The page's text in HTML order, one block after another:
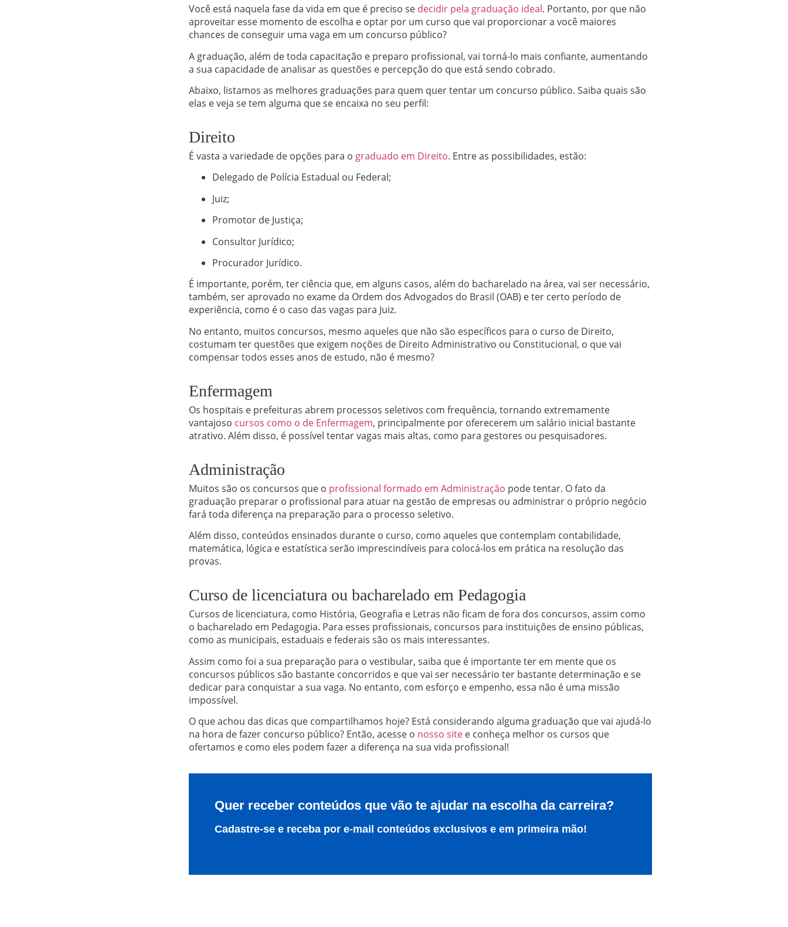
Você está naquela fase da vida em que é preciso se decidir pela graduação ideal. Portanto, por que não
aproveitar esse momento de escolha e optar por um curso que vai proporcionar a você maiores
chances de conseguir uma vaga em um concurso público?
A graduação, além de toda capacitação e preparo profissional, vai torná-lo mais confiante, aumentando
a sua capacidade de analisar as questões e percepção do que está sendo cobrado.
Abaixo, listamos as melhores graduações para quem quer tentar um concurso público. Saiba quais são
elas e veja se tem alguma que se encaixa no seu perfil:
Direito
É vasta a variedade de opções para o graduado em Direito. Entre as possibilidades, estão:
Delegado de Polícia Estadual ou Federal;
Juiz;
Promotor de Justiça;
Consultor Jurídico;
Procurador Jurídico.
É importante, porém, ter ciência que, em alguns casos, além do bacharelado na área, vai ser necessário,
também, ser aprovado no exame da Ordem dos Advogados do Brasil (OAB) e ter certo período de
experiência, como é o caso das vagas para Juiz.
No entanto, muitos concursos, mesmo aqueles que não são específicos para o curso de Direito,
costumam ter questões que exigem noções de Direito Administrativo ou Constitucional, o que vai
compensar todos esses anos de estudo, não é mesmo?
Enfermagem
Os hospitais e prefeituras abrem processos seletivos com frequência, tornando extremamente
vantajoso cursos como o de Enfermagem, principalmente por oferecerem um salário inicial bastante
atrativo. Além disso, é possível tentar vagas mais altas, como para gestores ou pesquisadores.
Administração
Muitos são os concursos que o profissional formado em Administração pode tentar. O fato da
graduação preparar o profissional para atuar na gestão de empresas ou administrar o próprio negócio
fará toda diferença na preparação para o processo seletivo.
Além disso, conteúdos ensinados durante o curso, como aqueles que contemplam contabilidade,
matemática, lógica e estatística serão imprescindíveis para colocá-los em prática na resolução das
provas.
Curso de licenciatura ou bacharelado em Pedagogia
Cursos de licenciatura, como História, Geografia e Letras não ficam de fora dos concursos, assim como
o bacharelado em Pedagogia. Para esses profissionais, concursos para instituições de ensino públicas,
como as municipais, estaduais e federais são os mais interessantes.
Assim como foi a sua preparação para o vestibular, saiba que é importante ter em mente que os
concursos públicos são bastante concorridos e que vai ser necessário ter bastante determinação e se
dedicar para conquistar a sua vaga. No entanto, com esforço e empenho, essa não é uma missão
impossível.
O que achou das dicas que compartilhamos hoje? Está considerando alguma graduação que vai ajudá-lo
na hora de fazer concurso público? Então, acesse o nosso site e conheça melhor os cursos que
ofertamos e como eles podem fazer a diferença na sua vida profissional!
Quer receber conteúdos que vão te ajudar na escolha da carreira?
Cadastre-se e receba por e-mail conteúdos exclusivos e em primeira mão!